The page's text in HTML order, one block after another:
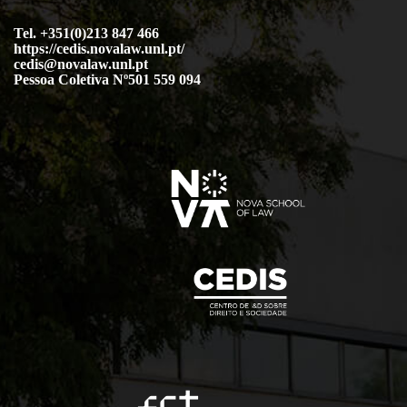
Tel. +351(0)213 847 466
https://cedis.novalaw.unl.pt/
cedis@novalaw.unl.pt
Pessoa Coletiva Nº501 559 094